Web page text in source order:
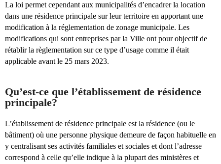
La loi permet cependant aux municipalités d’encadrer la location
dans une résidence principale sur leur territoire en apportant une
modification à la réglementation de zonage municipale. Les
modifications qui sont entreprises par la Ville ont pour objectif de
rétablir la règlementation sur ce type d’usage comme il était
applicable avant le 25 mars 2023.
Qu’est-ce que l’établissement de résidence
principale?
L’établissement de résidence principale est la résidence (ou le
bâtiment) où une personne physique demeure de façon habituelle en
y centralisant ses activités familiales et sociales et dont l’adresse
correspond à celle qu’elle indique à la plupart des ministères et